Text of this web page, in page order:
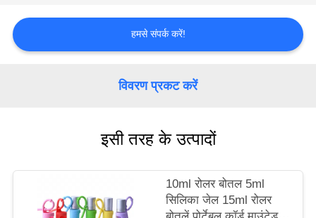
हमसे
हमसे संपर्क करें!
विवरण प्रकट करें
इसी तरह के उत्पादों
10ml रोलर बोतल 5ml
सिलिका जेल 15ml रोलर